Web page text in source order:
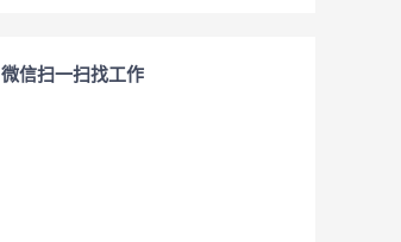
微信扫一扫找工作